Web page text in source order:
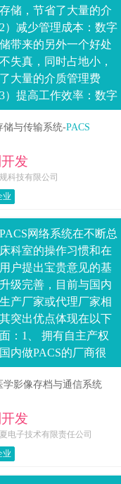
储，节省了大量的介
）减少管理成本：数字
带来的另外一个好处
失真，同时占地小，
大量的介质管理费
）提高工作效率：数字
在任何有网络的地方
像成为可能，比如借
储与传输系统-PACS
发
科技有限公司
业
网络系统在不断总
科室的操作习惯和在
户提出宝贵意见的基
级完善，目前与国内
产厂家或代理厂家相
突出优点体现在以下
：1、 拥有自主产权
内做PACS的厂商很
些厂商通过代理国外
产品，直接汉化后就
国....
学影像存档与通信系统
发
电子技术有限责任公司
业